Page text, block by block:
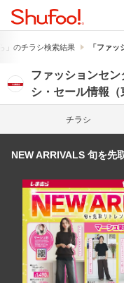
」のチラシ検索結果 「ファ
ファッションセ
シ・セール情報（
チラシ
NEW ARRIVALS 旬を先